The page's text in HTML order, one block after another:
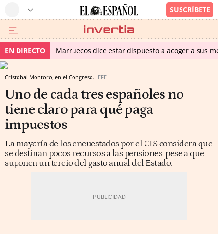
EN DIRECTO Marruecos dice estar dispuesto a acoger a sus
Cristóbal Montoro, en el Congreso. EFE
Uno de cada tres españoles no
tiene claro para qué paga
impuestos
La mayoría de los encuestados por el CIS considera que
se destinan pocos recursos a las pensiones, pese a que
suponen un tercio del gasto anual del Estado.